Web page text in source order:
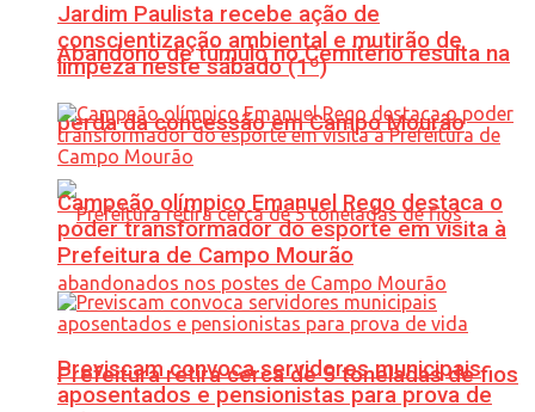
Abandono de túmulo no Cemitério resulta na
perda da concessão em Campo Mourão
Prefeitura retira cerca de 5 toneladas de fios
Jardim Paulista recebe ação de
conscientização ambiental e mutirão de
limpeza neste sábado (1º)
Campeão olímpico Emanuel Rego destaca o
poder transformador do esporte em visita à
Prefeitura de Campo Mourão
Previscam convoca servidores municipais
aposentados e pensionistas para prova de